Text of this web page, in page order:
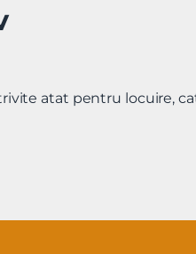
atat pentru locuire,